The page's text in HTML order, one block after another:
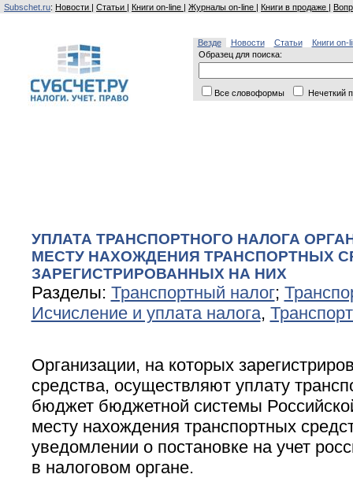
Subschet.ru: Новости | Статьи | Книги on-line | Журналы on-line | Книги в продаже |
Везде Новости Статьи
Книги on-
Образец для поиска:
Все словоформы Нечеткий
УПЛАТА ТРАНСПОРТНОГО НАЛОГА
МЕСТУ НАХОЖДЕНИЯ ТРАНСПОРТНЫХ
ЗАРЕГИСТРИРОВАННЫХ НА НИХ
Разделы: Транспортный налог;
Исчисление и уплата налога,
Организации, на которых
средства, осуществляют уплату
бюджет бюджетной системы
месту нахождения транспортных
уведомлении о постановке на учет
в налоговом органе.